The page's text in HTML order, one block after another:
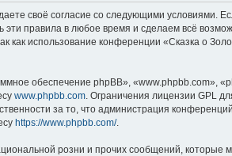
своё согласие со следующими условиями.
правила в любое время и сделаем всё
как использование конференции «Сказка о
обеспечение phpBB», «www.phpbb.com»,
www.phpbb.com . Ограничения лицензии GPL
за то, что администрация конференций
https://www.phpbb.com/.
розни и прочих сообщений, которые